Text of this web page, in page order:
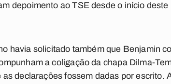
depoimento ao TSE desde o início
havia solicitado também que Benjamin
a coligação da chapa Dilma-
declarações fossem dadas por escrito.